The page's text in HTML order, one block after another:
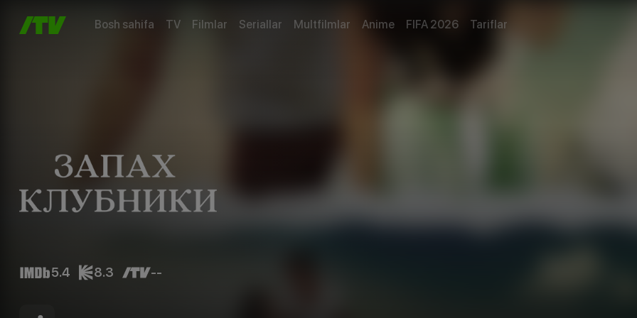
Bosh sahifa TV Filmlar Seriallar Multfilmlar Anime FIFA 2026 Tariflar
5.4 8.3 --